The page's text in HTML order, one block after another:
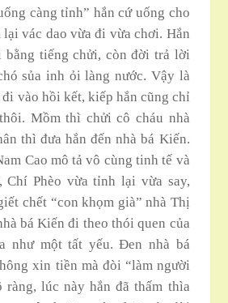
càng tỉnh” hắn cứ uống cho
lại vác dao vừa đi vừa chơi. Hắn
bằng tiếng chửi, còn đời trả lời
sủa inh ỏi làng nước. Vậy là
đi vào hồi kết, kiếp hắn cũng chỉ
Mồm thì chửi cô cháu nhà
thì đưa hắn đến nhà bá Kiến.
Cao mô tả vô cùng tinh tế và
Chí Phèo vừa tỉnh lại vừa say,
chết “con khọm già” nhà Thị
bá Kiến đi theo thói quen của
như một tất yếu. Đen nhà bá
xin tiền mà đòi “làm người
ràng, lúc này hắn đã thấm thìa